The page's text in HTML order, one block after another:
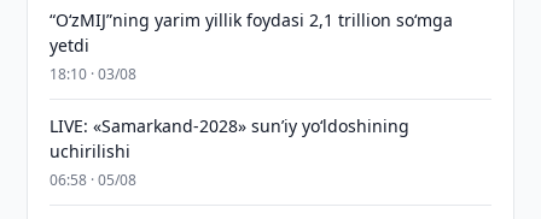
“O‘zMIJ”ning yarim yillik foydasi 2,1 trillion so‘mga
yetdi
18:10 · 03/08
LIVE: «Samarkand-2028» sun’iy yo‘ldoshining
uchirilishi
06:58 · 05/08